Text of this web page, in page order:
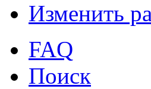
Изменить
FAQ
Поиск